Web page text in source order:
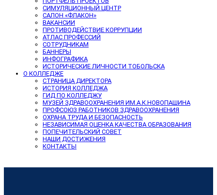
СИМУЛЯЦИОННЫЙ ЦЕНТР
САЛОН «ФЛАКОН»
ВАКАНСИИ
ПРОТИВОДЕЙСТВИЕ КОРРУПЦИИ
АТЛАС ПРОФЕССИЙ
СОТРУДНИКАМ
БАННЕРЫ
ИНФОГРАФИКА
ИСТОРИЧЕСКИЕ ЛИЧНОСТИ ТОБОЛЬСКА
О КОЛЛЕДЖЕ
СТРАНИЦА ДИРЕКТОРА
ИСТОРИЯ КОЛЛЕДЖА
ГИД ПО КОЛЛЕДЖУ
МУЗЕЙ ЗДРАВООХРАНЕНИЯ ИМ.А.К.НОВОПАШИНА
ПРОФСОЮЗ РАБОТНИКОВ ЗДРАВООХРАНЕНИЯ
ОХРАНА ТРУДА И БЕЗОПАСНОСТЬ
НЕЗАВИСИМАЯ ОЦЕНКА КАЧЕСТВА ОБРАЗОВАНИЯ
ПОПЕЧИТЕЛЬСКИЙ СОВЕТ
НАШИ ДОСТИЖЕНИЯ
КОНТАКТЫ